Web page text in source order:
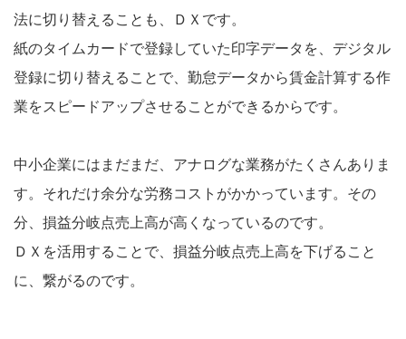
法に切り替えることも、ＤＸです。
紙のタイムカードで登録していた印字データを、デジタル
登録に切り替えることで、勤怠データから賃金計算する作
業をスピードアップさせることができるからです。
中小企業にはまだまだ、アナログな業務がたくさんありま
す。それだけ余分な労務コストがかかっています。その
分、損益分岐点売上高が高くなっているのです。
ＤＸを活用することで、損益分岐点売上高を下げること
に、繋がるのです。